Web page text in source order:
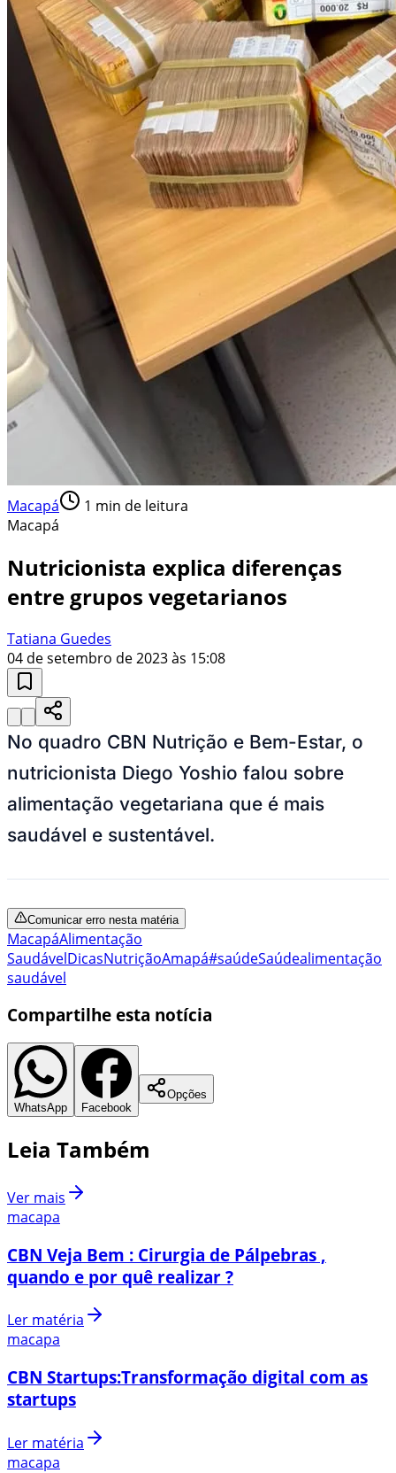
Macapá 1 min de leitura
Macapá
Nutricionista explica diferenças
entre grupos vegetarianos
Tatiana Guedes
04 de setembro de 2023 às 15:08
No quadro CBN Nutrição e Bem-Estar, o
nutricionista Diego Yoshio falou sobre
alimentação vegetariana que é mais
saudável e sustentável.
Comunicar erro nesta matéria
MacapáAlimentação
SaudávelDicasNutriçãoAmapá#saúdeSaúdealimentação
saudável
Compartilhe esta notícia
WhatsApp Facebook
Opções
Leia Também
Ver mais
macapa
CBN Veja Bem : Cirurgia de Pálpebras ,
quando e por quê realizar ?
Ler matéria
macapa
CBN Startups:Transformação digital com as
startups
Ler matéria
macapa